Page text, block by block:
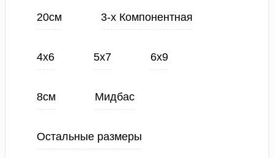
20см 3-х Компонентная
4х6 5х7 6х9
8см Мидбас
Остальные размеры